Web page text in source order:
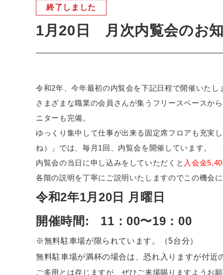
終了しました
1月20日 月次内覧会のお
令和2年、今年最初の内覧会を下記日程で開催いたし
さまざまな職業の会員さんが集うフリースペースか
ニターも完備。
ゆっくり集中して仕事が出来る固定席フロアも充実
ね）」では、毎月1回、内覧会を開催しています。
内覧会の当日に申し込みをしていただくと 入会金
各階の説明を丁寧にご説明いたしますのでこの機会
令和2年1月20日 月曜日
開催時間: 11 ：00〜19：00
※無料駐車場が限られています。（5台分）
無料駐車場が満杯の場合は、恐れ入りますが付近
ご多用とは存じますが、ぜひご来場賜りますようお